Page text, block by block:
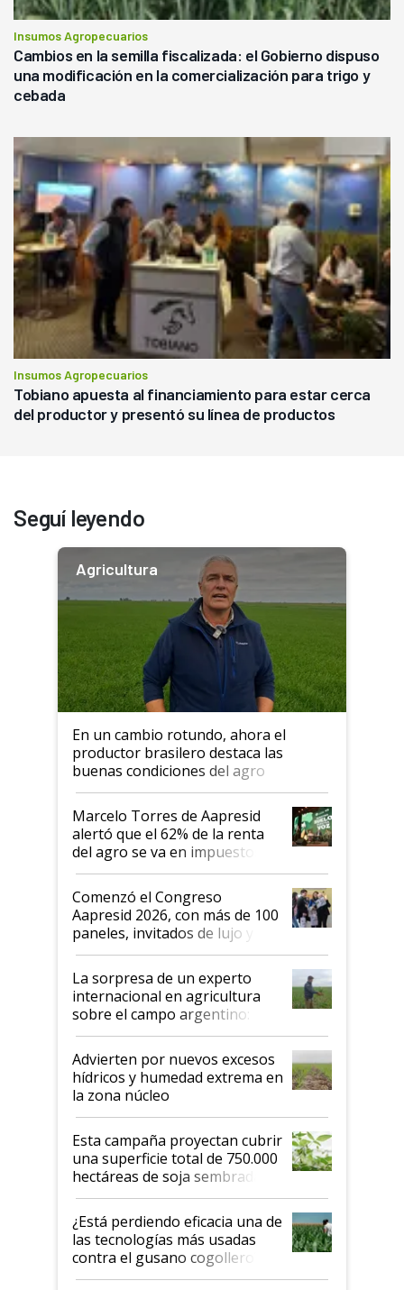
Insumos Agropecuarios
Cambios en la semilla fiscalizada: el Gobierno dispuso
una modificación en la comercialización para trigo y
cebada
Insumos Agropecuarios
Tobiano apuesta al financiamiento para estar cerca
del productor y presentó su línea de productos
Seguí leyendo
Agricultura
En un cambio rotundo, ahora el
productor brasilero destaca las
buenas condiciones del agro
argentino para invertir: "Los veo
más motivados"
Marcelo Torres de Aapresid
alertó que el 62% de la renta
del agro se va en impuestos:
"No es bueno que en
Argentina se sigan discutiendo
las mismas cosas de hace 50
años"
Comenzó el Congreso
Aapresid 2026, con más de 100
paneles, invitados de lujo y
todas las tendencias
La sorpresa de un experto
internacional en agricultura
sobre el campo argentino:
"Estoy muy impresionado"
Advierten por nuevos excesos
hídricos y humedad extrema en
la zona núcleo
Esta campaña proyectan cubrir
una superficie total de 750.000
hectáreas de soja sembradas
con una nueva generación de
variedades que marcan un
salto tecnológico en genética y
rendimiento
¿Está perdiendo eficacia una de
las tecnologías más usadas
contra el gusano cogollero? El
desafío de una tecnología clave